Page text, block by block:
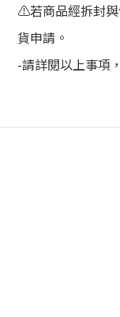
⚠️若商品經拆封
貨申請。
-請詳閱以上事項